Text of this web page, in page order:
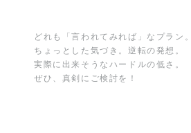
どれも「言われてみれば」なプラン。
ちょっとした気づき。逆転の発想。
実際に出来そうなハードルの低さ。
ぜひ、真剣にご検討を！